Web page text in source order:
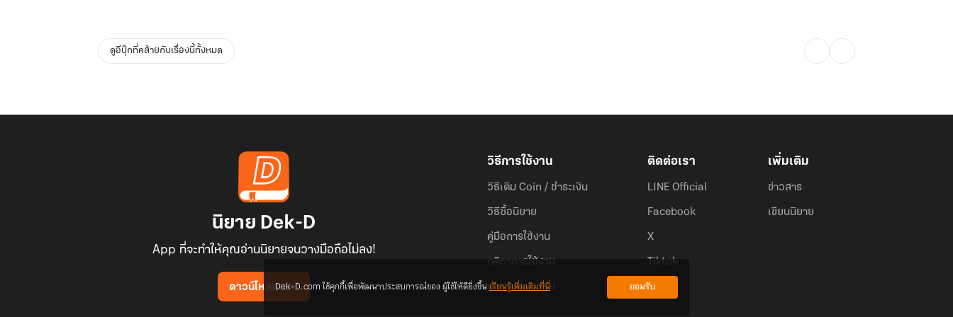
ดูอีบุ๊กที่คล้ายกับเรื่องนี้ทั้งหมด
นิยาย Dek-D
App ที่จะทำให้คุณอ่านนิยายจนวางมือถือไม่ลง!
ดาวน์โหลดแอป
วิธีการใช้งาน
วิธีเติม Coin / ชำระเงิน
วิธีซื้อนิยาย
คู่มือการใช้งาน
กติกาการใช้งาน
คำถามที่พบบ่อย
ติดต่อเรา
LINE Official
Facebook
X
Tiktok
เพิ่มเติม
ข่าวสาร
เขียนนิยาย
Dek-D.com ใช้คุกกี้เพื่อพัฒนาประสบการณ์ของ ผู้ใช้ให้ดียิ่งขึ้นเรียนรู้เพิ่มเติมที่นี่ ยอมรับ